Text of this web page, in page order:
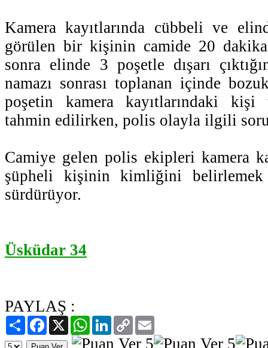
Kamera kayıtlarında cübbeli ve
görülen bir kişinin camide 20 dakika
sonra elinde 3 poşetle dışarı
namazı sonrası toplanan içinde
poşetin kamera kayıtlarındaki kişi
tahmin edilirken, polis olayla ilgili
Camiye gelen polis ekipleri kamera
şüpheli kişinin kimliğini belirlemek
sürdürüyor.
Üsküdar 34
PAYLAŞ :
PaylaşFacebook
X WhatsAppLinkedIn
Copy
Link